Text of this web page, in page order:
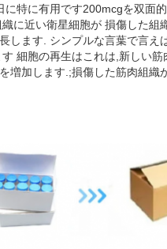
に特に有用です200mcgを双
に近い衛星細胞が 損傷した
します. シンプルな言葉で言
細胞の再生はこれは,新しい
増加します.;損傷した筋肉組